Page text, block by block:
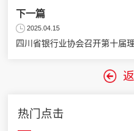
下一篇
2025.04.15
四川省银行业协会召开第十届
热门点击